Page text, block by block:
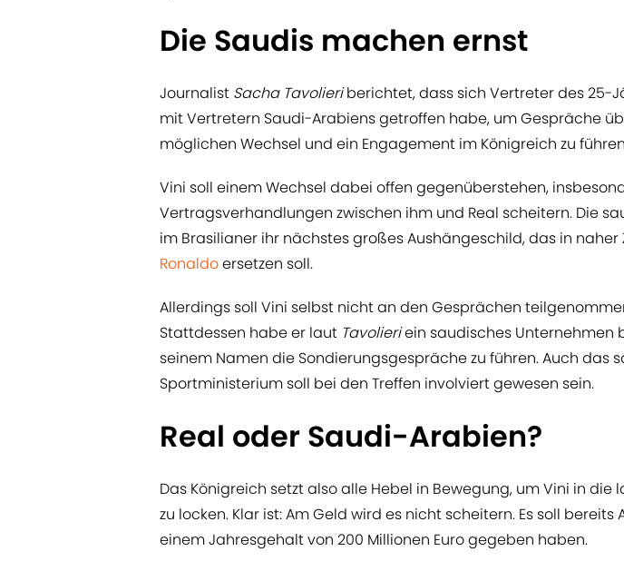
Die Saudis machen ernst
Journalist Sacha Tavolieriberichtet, dass sich Vertreter des 25-
mit Vertretern Saudi-Arabiens getroffen habe, um Gespräche
möglichen Wechsel und ein Engagement im Königreich zu
Vini soll einem Wechsel dabei offen gegenüberstehen,
Vertragsverhandlungen zwischen ihm und Real scheitern. Die
im Brasilianer ihr nächstes großes Aushängeschild, das in naher
Ronaldoersetzen soll.
Allerdings soll Vini selbst nicht an den Gesprächen
Stattdessen habe er laut Tavolieriein saudisches Unternehmen
seinem Namen die Sondierungsgespräche zu führen. Auch das
Sportministerium soll bei den Treffen involviert gewesen sein.
Real oder Saudi-Arabien?
Das Königreich setzt also alle Hebel in Bewegung, um Vini in die
zu locken. Klar ist: Am Geld wird es nicht scheitern. Es soll
einem Jahresgehalt von 200 Millionen Euro gegeben haben.